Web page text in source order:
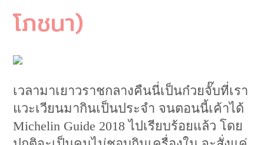
โภชนา)
เวลามาเยาวราชกลางคืนนี่เป็นก๋วยจั๊บที่เรา
แวะเวียนมากินเป็นประจำ จนตอนนี้เค้าได้
Michelin Guide 2018 ไปเรียบร้อยแล้ว โดย